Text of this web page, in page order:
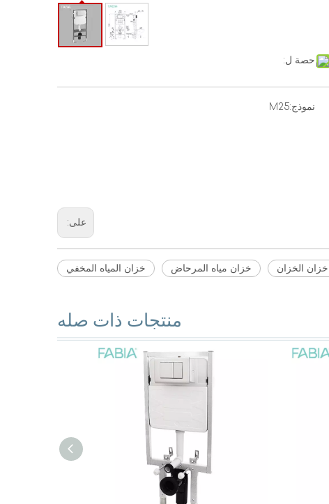
حصة ل:
نموذج:M25
على:
خزان المياه المخفي خزان مياه المرحاض خزان الخزان
منتجات ذات صله